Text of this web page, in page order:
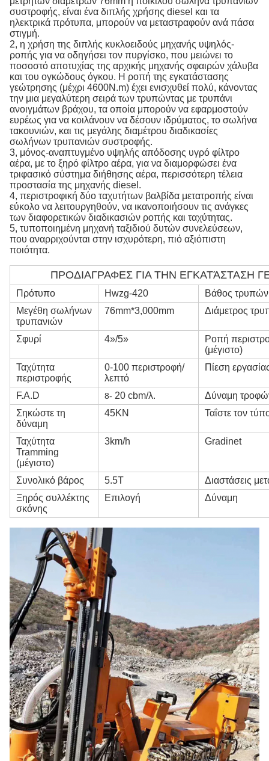
συστροφής, είναι ένα διπλής χρήσης diesel και τα
ηλεκτρικά πρότυπα, μπορούν να μεταστραφούν ανά πάσα
στιγμή.
2, η χρήση της διπλής κυκλοειδούς μηχανής υψηλός-
ροπής για να οδηγήσει τον πυργίσκο, που μειώνει το
ποσοστό αποτυχίας της αρχικής μηχανής σφαιρών χάλυβα
και του ογκώδους όγκου. Η ροπή της εγκατάστασης
γεώτρησης (μέχρι 4600N.m) έχει ενισχυθεί πολύ, κάνοντας
την μια μεγαλύτερη σειρά των τρυπώντας με τρυπάνι
ανοιγμάτων βράχου, τα οποία μπορούν να εφαρμοστούν
ευρέως για να κοιλάνουν να δέσουν ιδρύματος, το σωλήνα
τακουνιών, και τις μεγάλης διαμέτρου διαδικασίες
σωλήνων τρυπανιών συστροφής.
3, μόνος-αναπτυγμένο υψηλής απόδοσης υγρό φίλτρο
αέρα, με το ξηρό φίλτρο αέρα, για να διαμορφώσει ένα
τριφασικό σύστημα διήθησης αέρα, περισσότερη τέλεια
προστασία της μηχανής diesel.
4, περιστροφική δύο ταχυτήτων βαλβίδα μετατροπής είναι
εύκολο να λειτουργηθούν, να ικανοποιήσουν τις ανάγκες
των διαφορετικών διαδικασιών ροπής και ταχύτητας.
5, τυποποιημένη μηχανή ταξιδιού δυτών συνελεύσεων,
που αναρριχούνται στην ισχυρότερη, πιό αξιόπιστη
ποιότητα.
ΠΡΟΔΙΑΓΡΑΦΕΣ ΓΙΑ ΤΗΝ ΕΓΚΑΤΆΣΤΑΣΗ
Πρότυπο Hwzg-420
Βάθος τρυπών
Μεγέθη σωλήνων
τρυπανιών
76mm*3,000mm Διάμετρος
Σφυρί 4»/5»
Ροπή
(μέγιστο)
Ταχύτητα
περιστροφής
0-100 περιστροφή/
λεπτό
Πίεση
F.A.D 8- 20 cbm/λ.
Δύναμη
Σηκώστε τη
δύναμη
45KN Ταΐστε τον
Ταχύτητα
Tramming
(μέγιστο)
3km/h Gradinet
Συνολικό βάρος 5.5T
Διαστάσεις
Ξηρός συλλέκτης
σκόνης
Επιλογή Δύναμη